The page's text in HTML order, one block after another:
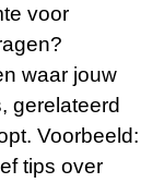
voor
waar jouw
gerelateerd
Voorbeeld:
tips over